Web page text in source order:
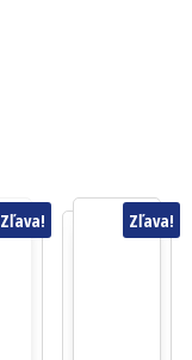
Zľava! Zľava!